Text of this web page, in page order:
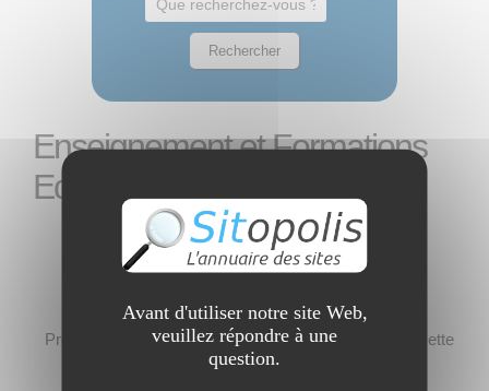
Enseignement et Formations
Education
Pas encore de sites dans cette catégorie !
Profitez-en pour y ajouter votre site s'il correspond à cette
catégorie
Avant d'utiliser notre site Web,
veuillez répondre à une
question.